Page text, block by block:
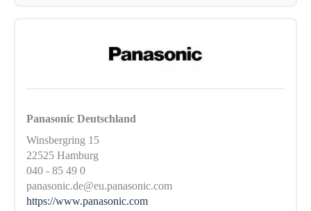
Panasonic Deutschland
Winsbergring 15
22525 Hamburg
040 - 85 49 0
panasonic.de@eu.panasonic.com
https://www.panasonic.com